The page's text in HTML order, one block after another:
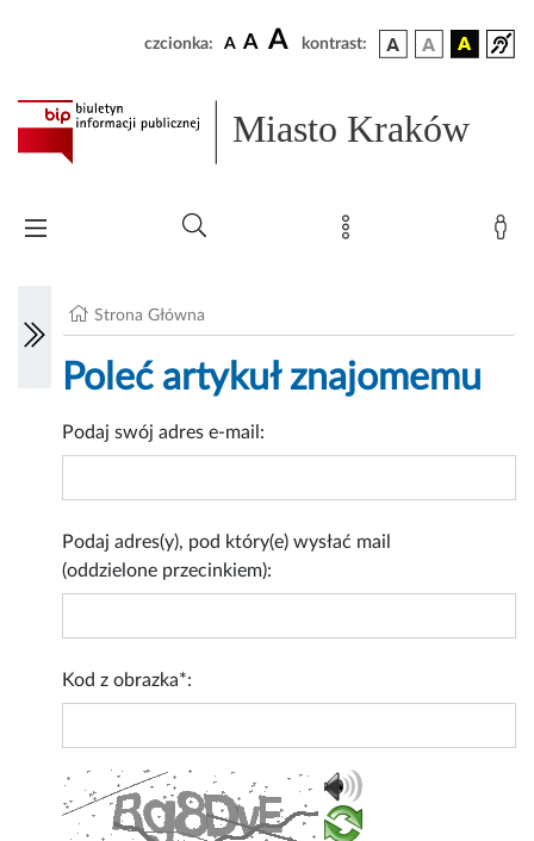
czcionka: A A A kontrast:
Miasto Kraków
Strona Główna
Poleć artykuł znajomemu
Podaj swój adres e-mail:
Podaj adres(y), pod który(e) wysłać mail
(oddzielone przecinkiem):
Kod z obrazka*: